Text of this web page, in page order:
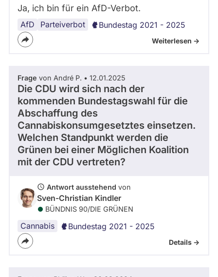
Ja, ich bin für ein AfD-Verbot.
AfD Parteiverbot Bundestag 2021 - 2025
Weiterlesen ->
Frage von André P. • 12.01.2025
Die CDU wird sich nach der
kommenden Bundestagswahl für die
Abschaffung des
Cannabiskonsumgesetztes einsetzen.
Welchen Standpunkt werden die
Grünen bei einer Möglichen Koalition
mit der CDU vertreten?
Antwort ausstehend von
Sven-Christian Kindler
BÜNDNIS 90/­DIE GRÜNEN
Cannabis Bundestag 2021 - 2025
Details ->